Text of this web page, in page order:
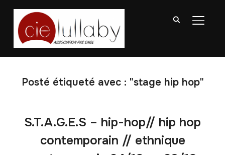
Posté étiqueté avec : "stage hip hop"
S.T.A.G.E.S – hip-hop// hip hop
contemporain // ethnique